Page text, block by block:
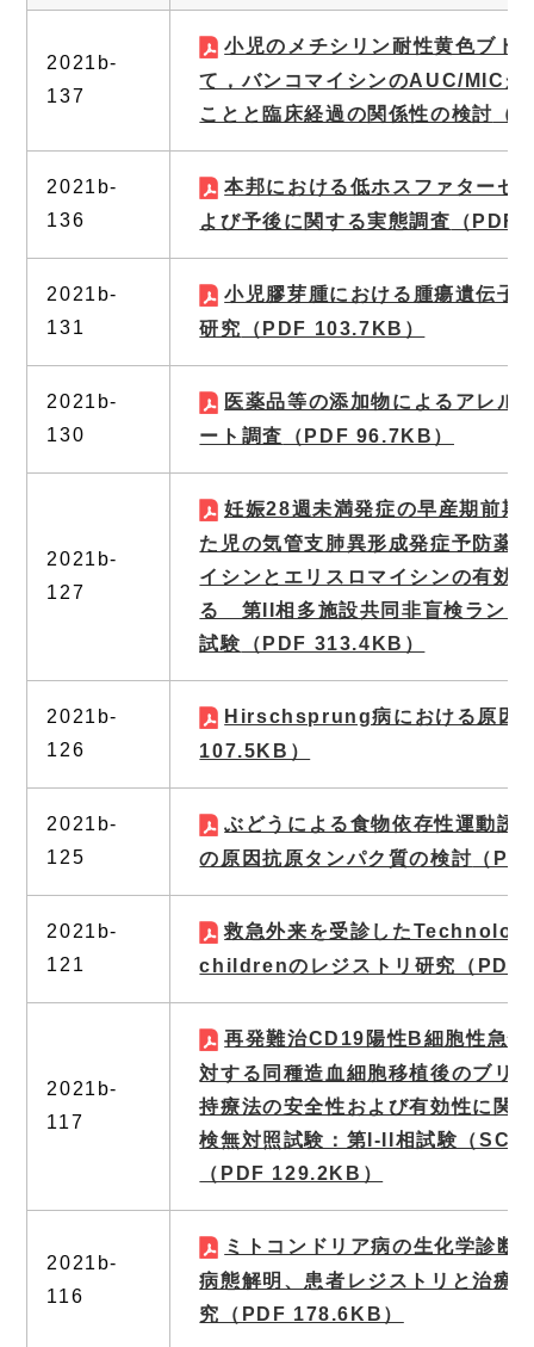
2021b-
137
小児のメチシリン耐性黄色ブド
て，バンコマイシンのAUC/MICが
ことと臨床経過の関係性の検討 （
2021b-
136
本邦における低ホスファターゼ
よび予後に関する実態調査 （PDF
2021b-
131
小児膠芽腫における腫瘍遺伝子
研究 （PDF 103.7KB）
2021b-
130
医薬品等の添加物によるアレル
ート調査
（PDF 96.7KB）
2021b-
127
妊娠28週未満発症の早産期前期
た児の気管支肺異形成発症予防薬
イシンとエリスロマイシンの有効
る 第II相多施設共同非盲検ランダ
試験 （PDF 313.4KB）
2021b-
126
Hirschsprung病における原因
107.5KB）
2021b-
125
ぶどうによる食物依存性運動誘
の原因抗原タンパク質の検討 （
2021b-
121
救急外来を受診した
childrenのレジストリ研究
（
2021b-
117
再発難治CD19陽性B細胞性急性
対する同種造血細胞移植後のブリ
持療法の安全性および有効性に関
検無対照試験：第I-II相試験（
（PDF 129.2KB）
2021b-
116
ミトコンドリア病の生化学診断
病態解明、患者レジストリと治療
究
（PDF 178.6KB）